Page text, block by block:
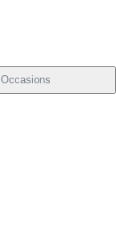
Occasions